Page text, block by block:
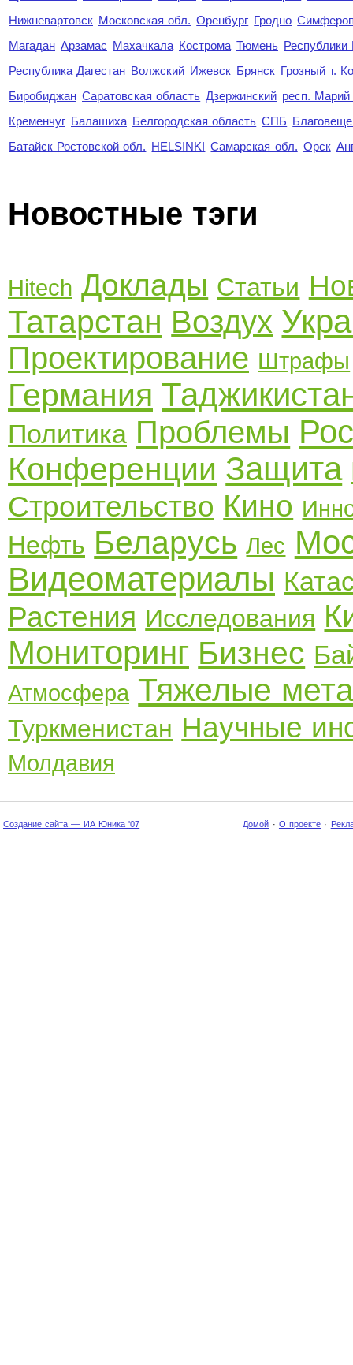
Нижневартовск Московская обл. Оренбург Гродно
Магадан Арзамас Махачкала Кострома Тюмень Республики
Республика Дагестан Волжский Ижевск Брянск Грозный г.
Биробиджан Саратовская область Дзержинский респ.
Кременчуг Балашиха Белгородская область СПБ
Батайск Ростовской обл. HELSINKI Самарская обл. Орск
Новостные тэги
Hitech Доклады Статьи
Татарстан Воздух
Проектирование Штрафы
Германия
Политика Проблемы
Конференции Защита
Строительство Кино
Нефть Беларусь Лес
Видеоматериалы
Растения Исследования
Мониторинг Бизнес
Атмосфера Тяжелые
Туркменистан Научные
Молдавия
Создание сайта — ИА Юника '07 Домой · О проекте ·